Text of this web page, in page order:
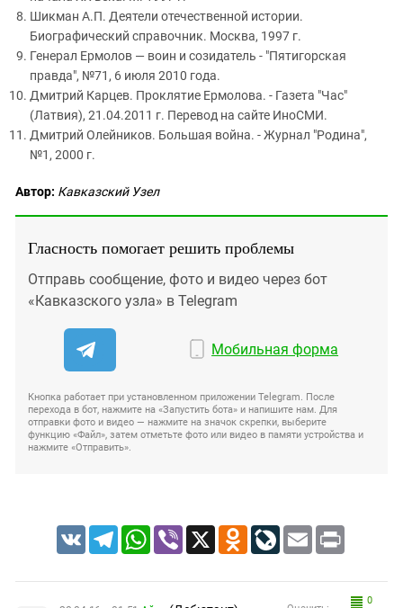
Шикман А.П. Деятели отечественной истории.
Биографический справочник. Москва, 1997 г.
Генерал Ермолов — воин и созидатель - "Пятигорская
правда", №71, 6 июля 2010 года.
Дмитрий Карцев. Проклятие Ермолова. - Газета "Час"
(Латвия), 21.04.2011 г. Перевод на сайте ИноСМИ.
Дмитрий Олейников. Большая война. - Журнал "Родина",
№1, 2000 г.
Автор: Кавказский Узел
Гласность помогает решить проблемы
Отправь сообщение, фото и видео через бот
«Кавказского узла» в Telegram
Мобильная форма
Кнопка работает при установленном приложении Telegram. После
перехода в бот, нажмите на «Запустить бота» и напишите нам. Для
отправки фото и видео — нажмите на значок скрепки, выберите
функцию «Файл», затем отметьте фото или видео в памяти устройства и
нажмите «Отправить».
VK TelegramWhatsApp
Viber X Odnoklassniki
LiveJournal
Email Print
0